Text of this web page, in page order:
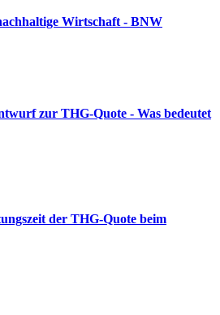
Wirtschaft - BNW
zur THG-Quote - Was bedeutet
der THG-Quote beim